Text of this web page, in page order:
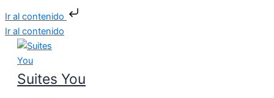
Ir al contenido
Ir al contenido
Suites You